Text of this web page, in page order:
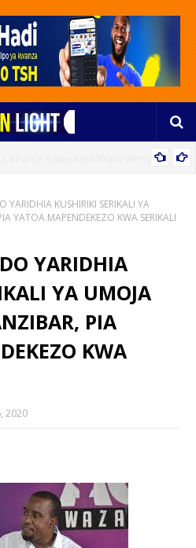
YARIDHIA KUSHIRIKI SERIKALI YA
YATOA MAPENDEKEZO KWA SERIKALI
YARIDHIA
YA UMOJA
PIA
KWA
2020